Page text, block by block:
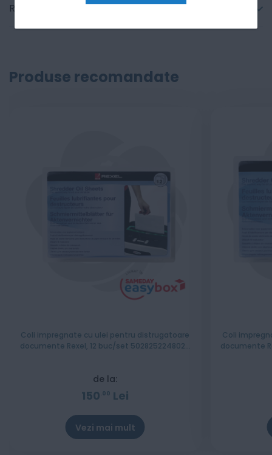
Recenzii
Produse recomandate
Coli impregnate cu ulei pentru distrugatoare
documente Rexel, 12 buc/set 5028252248020
de la:
150 00 Lei
Vezi mai mult
Coli
documente